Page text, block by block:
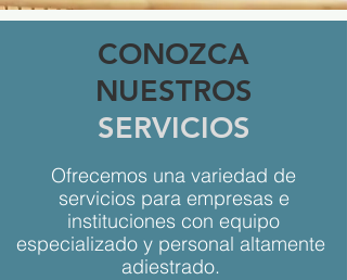
CONOZCA
NUESTROS
SERVICIOS
Ofrecemos una variedad de
servicios para empresas e
instituciones con equipo
especializado y personal altamente
adiestrado.